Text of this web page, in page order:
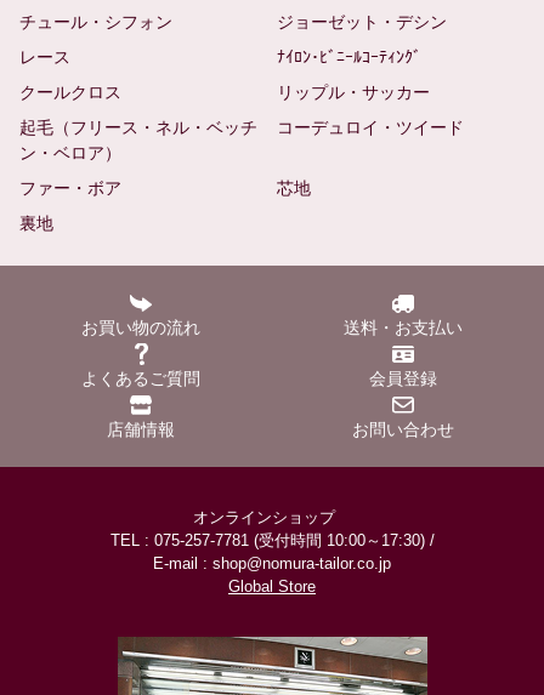
チュール・シフォン
ジョーゼット・デシン
レース
ﾅｲﾛﾝ･ﾋﾞﾆｰﾙｺｰﾃｨﾝｸﾞ
クールクロス
リップル・サッカー
起毛（フリース・ネル・ベッチ
ン・ベロア）
コーデュロイ・ツイード
ファー・ボア
芯地
裏地
お買い物の流れ 送料・お支払い
よくあるご質問 会員登録
店舗情報 お問い合わせ
オンラインショップ
TEL : 075-257-7781 (受付時間 10:00～17:30) /
E-mail : shop@nomura-tailor.co.jp
Global Store